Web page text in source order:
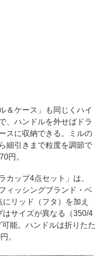
＆ケース」も同じくハイ
、ハンドルを外せばドラ
スに収納できる。ミルの
細引きまで粒度を調節で
円。
カップ4点セット」は、
ィッシングブランド・ベ
リッド（フタ）を加え
サイズが異なる（350/4
能。ハンドルは折りたた
。